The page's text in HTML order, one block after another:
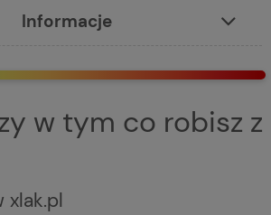
Informacje
w tym co robisz z
xlak.pl